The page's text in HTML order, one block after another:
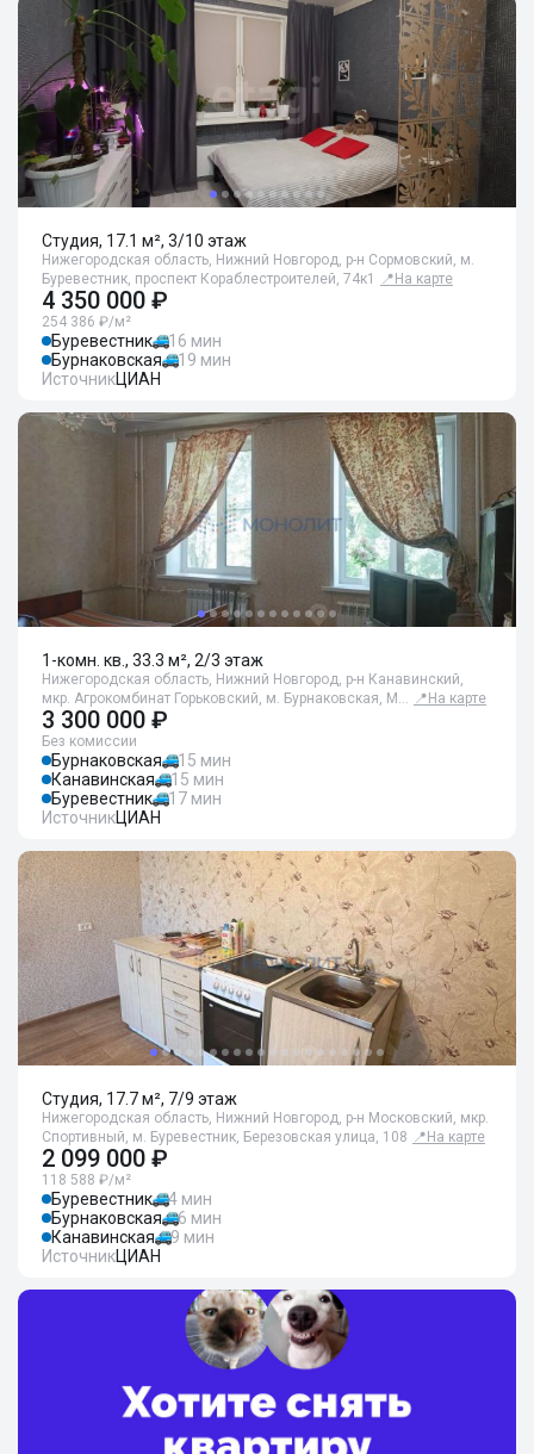
Студия, 17.1 м², 3/10 этаж
Нижегородская область, Нижний Новгород, р-н Сормовский, м.
Буревестник, проспект Кораблестроителей, 74к1
📍 На карте
4 350 000 ₽
254 386 ₽/м²
Буревестник
16 мин
Бурнаковская
19 мин
ИсточникЦИАН
1-комн. кв., 33.3 м², 2/3 этаж
Нижегородская область, Нижний Новгород, р-н Канавинский,
мкр. Агрокомбинат Горьковский, м. Бурнаковская, М… 📍 На карте
3 300 000 ₽
Без комиссии
Бурнаковская
15 мин
Канавинская
15 мин
Буревестник
17 мин
ИсточникЦИАН
Студия, 17.7 м², 7/9 этаж
Нижегородская область, Нижний Новгород, р-н Московский, мкр.
Спортивный, м. Буревестник, Березовская улица, 108 📍 На карте
2 099 000 ₽
118 588 ₽/м²
Буревестник
4 мин
Бурнаковская
6 мин
Канавинская
9 мин
ИсточникЦИАН